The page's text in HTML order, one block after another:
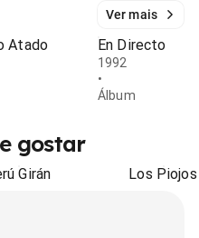
Ver mais
Atado En Directo
1992
•
Álbum
gostar
Girán Los Piojos